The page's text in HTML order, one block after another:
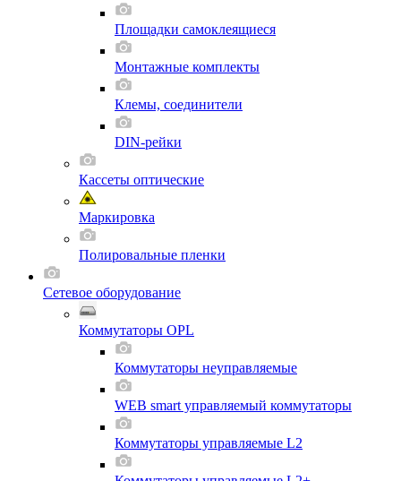
Площадки самоклеящиеся
Монтажные комплекты
Клемы, соединители
DIN-рейки
Кассеты оптические
Маркировка
Полировальные пленки
Сетевое оборудование
Коммутаторы OPL
Коммутаторы неуправляемые
WEB smart управляемый коммутаторы
Коммутаторы управляемые L2